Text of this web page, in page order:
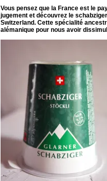
Vous pensez que la France est le
jugement et découvrez le
Switzerland. Cette spécialité
alémanique pour nous avoir